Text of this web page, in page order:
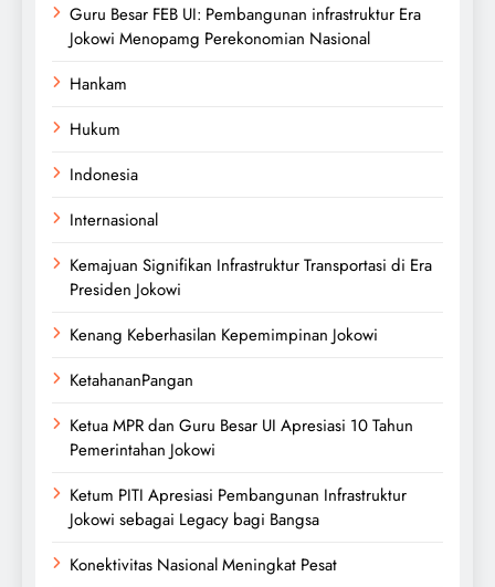
Guru Besar FEB UI: Pembangunan infrastruktur Era
Jokowi Menopamg Perekonomian Nasional
Hankam
Hukum
Indonesia
Internasional
Kemajuan Signifikan Infrastruktur Transportasi di Era
Presiden Jokowi
Kenang Keberhasilan Kepemimpinan Jokowi
KetahananPangan
Ketua MPR dan Guru Besar UI Apresiasi 10 Tahun
Pemerintahan Jokowi
Ketum PITI Apresiasi Pembangunan Infrastruktur
Jokowi sebagai Legacy bagi Bangsa
Konektivitas Nasional Meningkat Pesat